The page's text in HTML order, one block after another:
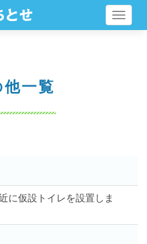
メ
他一覧
に仮設トイレを設置しま